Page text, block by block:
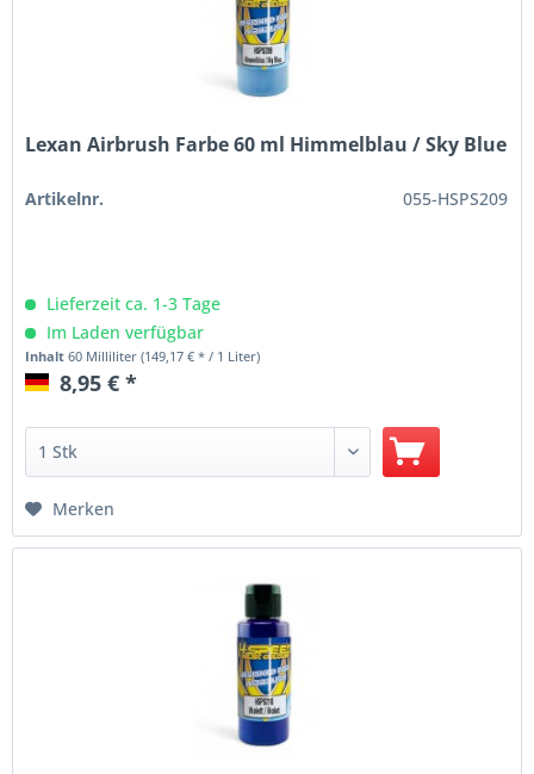
Lexan Airbrush Farbe 60 ml Himmelblau / Sky Blue
Artikelnr. 055-HSPS209
Lieferzeit ca. 1-3 Tage
Im Laden verfügbar
Inhalt60 Milliliter(149,17 € * / 1 Liter)
8,95 € *
Merken